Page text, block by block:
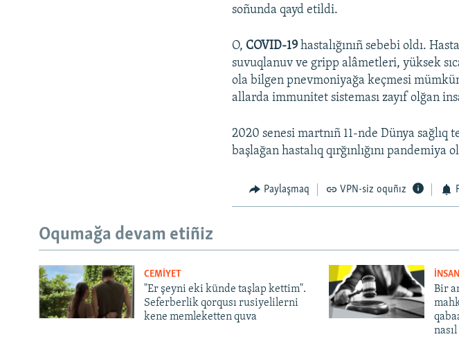
soñunda qayd etildi.
O, COVID-19 hastalığınıñ sebebi oldı.
suvuqlanuv ve gripp alâmetleri, yüksek
ola bilgen pnevmoniyağa keçmesi
allarda immunitet sisteması zayıf olğan
2020 senesi martnıñ 11-nde Dünya sağlıq
başlağan hastalıq qırğınlığını pandemiya
Paylaşmaq VPN-siz oquñız
Oqumağa devam etiñiz
CEMİYET
"Er şeyni eki künde taşlap kettim".
Seferberlik qorqusı rusiyelilerni
kene memleketten quva
Bir